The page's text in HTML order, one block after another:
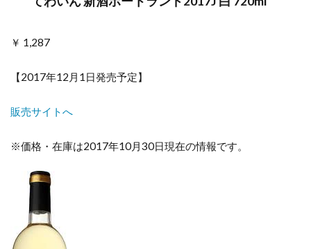
￥ 1,287
【2017年12月1日発売予定】
販売サイトへ
※価格・在庫は2017年10月30日現在の情報です。